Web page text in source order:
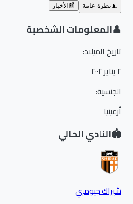
نظرة عامة 📰 الأخبار
المعلومات الشخصية
تاريخ الميلاد:
الجنسية:
أرمينيا
النادي الحالي
شيراك جيومري